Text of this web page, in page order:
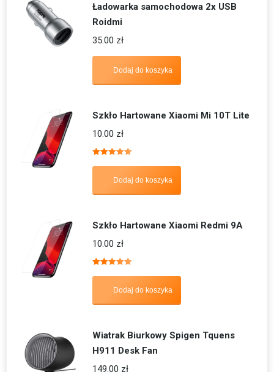
Ładowarka samochodowa 2x USB
Roidmi
35.00 zł
Dodaj do koszyka
Szkło Hartowane Xiaomi Mi 10T Lite
10.00 zł
5.00
Dodaj do koszyka
Szkło Hartowane Xiaomi Redmi 9A
10.00 zł
5.00
Dodaj do koszyka
Wiatrak Biurkowy Spigen Tquens
H911 Desk Fan
149.00 zł